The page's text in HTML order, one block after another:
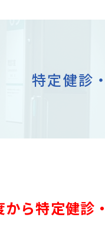
特定健診
ら特定健診